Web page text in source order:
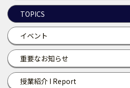
TOPICS
イベント
重要なお知らせ
授業紹介 I Report